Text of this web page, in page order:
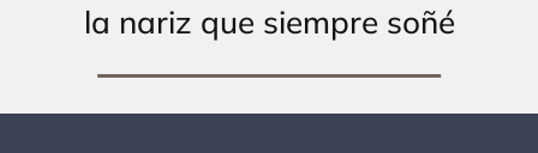
la nariz que siempre soñé